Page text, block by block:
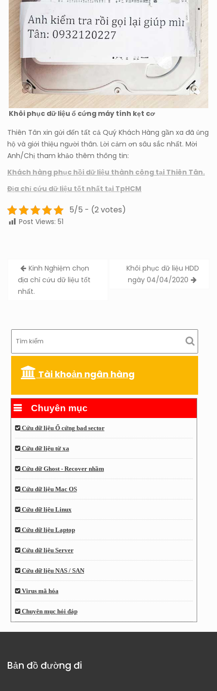
Khôi phục dữ liệu ổ cứng máy tính kẹt cơ
Thiên Tân xin gửi đến tất cả Quý Khách Hàng gần xa đã ủng
hộ và giới thiệu người thân. Lời cảm ơn sâu sắc nhất. Mời
Anh/Chị tham khảo thêm thông tin:
Khách hàng phục hồi dữ liệu thành công tại Thiên Tân.
Địa chỉ cứu dữ liệu tốt nhất tại TpHCM
5/5 - (2 votes)
Post Views: 51
Post
navigation
Kinh Nghiệm chọn
địa chỉ cứu dữ liệu tốt
nhất.
Khôi phục dữ liệu HDD
ngày 04/04/2020
Tài khoản ngân hàng
Chuyên mục
Cứu dữ liệu Ổ cứng bad sector
Cứu dữ liệu từ xa
Cứu dữ Ghost - Recover nhầm
Cứu dữ liệu Mac OS
Cứu dữ liệu Linux
Cứu dữ liệu Laptop
Cứu dữ liệu Server
Cứu dữ liệu NAS / SAN
Virus mã hóa
Chuyên mục hỏi đáp
Bản đồ đường đi